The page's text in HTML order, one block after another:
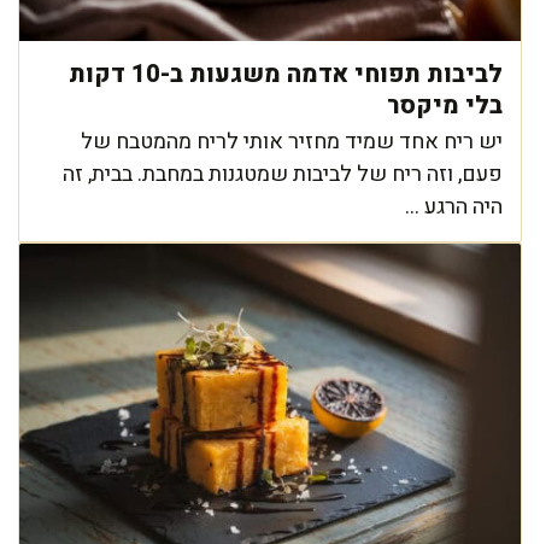
לביבות תפוחי אדמה משגעות ב-10 דקות
בלי מיקסר
יש ריח אחד שמיד מחזיר אותי לריח מהמטבח של
פעם, וזה ריח של לביבות שמטגנות במחבת. בבית, זה
היה הרגע ...